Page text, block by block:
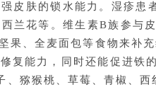
皮肤的锁水能力。湿疹患
兰花等。维生素B族参与
果、全麦面包等食物来补
复能力，同时还能促进铁
猕猴桃、草莓、青椒、